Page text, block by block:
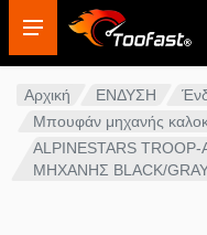
Αρχική ΕΝΔΥΣΗ
Μπουφάν μηχανής
ALPINESTARS
ΜΗΧΑΝΗΣ BLACK/